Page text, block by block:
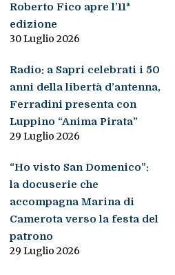
Roberto Fico apre l’11ª
edizione
30 Luglio 2026
Radio: a Sapri celebrati i 50
anni della libertà d’antenna,
Ferradini presenta con
Luppino “Anima Pirata”
29 Luglio 2026
“Ho visto San Domenico”:
la docuserie che
accompagna Marina di
Camerota verso la festa del
patrono
29 Luglio 2026